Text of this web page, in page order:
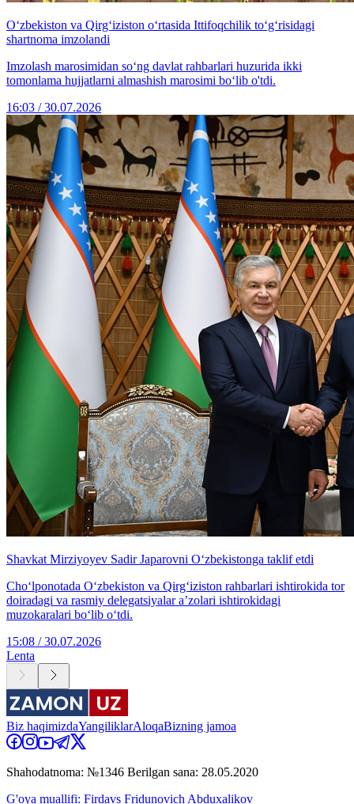
Oʻzbekiston va Qirgʻiziston o‘rtasida Ittifoqchilik toʻgʻrisidagi
shartnoma imzolandi
Imzolash marosimidan soʻng davlat rahbarlari huzurida ikki
tomonlama hujjatlarni almashish marosimi boʻlib o'tdi.
16:03 / 30.07.2026
Shavkat Mirziyoyev Sadir Japarovni O‘zbekistonga taklif etdi
Cho‘lponotada O‘zbekiston va Qirg‘iziston rahbarlari ishtirokida tor
doiradagi va rasmiy delegatsiyalar aʼzolari ishtirokidagi
muzokaralari boʻlib oʻtdi.
15:08 / 30.07.2026
Lenta
Biz haqimizdaYangiliklarAloqaBizning jamoa
Shahodatnoma: №1346 Berilgan sana: 28.05.2020
G'oya muallifi: Firdavs Fridunovich Abduxalikov